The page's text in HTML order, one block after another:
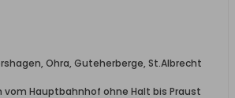
Ohra, Guteherberge, St.Albrecht
vom Hauptbahnhof ohne Halt bis Praust